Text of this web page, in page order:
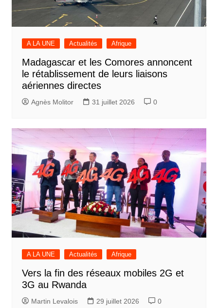
A LA UNE Actualités Afrique
Madagascar et les Comores annoncent
le rétablissement de leurs liaisons
aériennes directes
Agnès Molitor 31 juillet 2026 0
A LA UNE Actualités Afrique
Vers la fin des réseaux mobiles 2G et
3G au Rwanda
Martin Levalois 29 juillet 2026 0